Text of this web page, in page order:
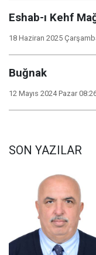
Eshab-ı Kehf
18 Haziran 2025
Buğnak
12 Mayıs 2024 Pazar
SON YAZILAR